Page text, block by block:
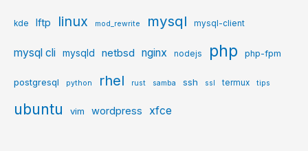
kde lftp linux mod_rewrite mysql mysql-client
mysql cli mysqld netbsd nginx nodejs php php-fpm
postgresql python rhel rust samba ssh ssl termux tips
ubuntu vim wordpress xfce